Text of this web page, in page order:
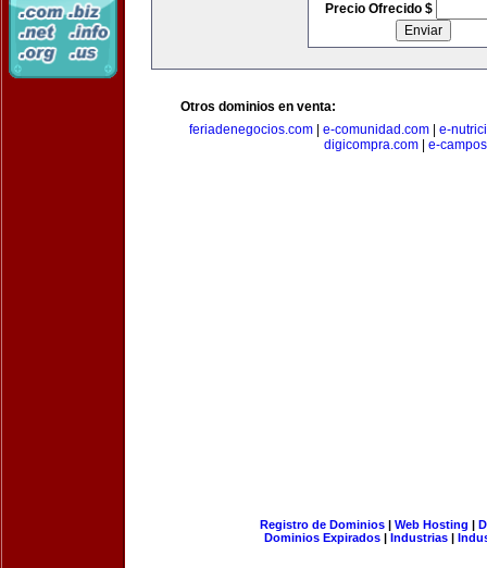
Precio Ofrecido $
Otros dominios en venta:
feriadenegocios.com| e-comunidad.com| e-
digicompra.com
e-
Registro de Dominios| Web Hosting |
Dominios Expirados | Industrias |